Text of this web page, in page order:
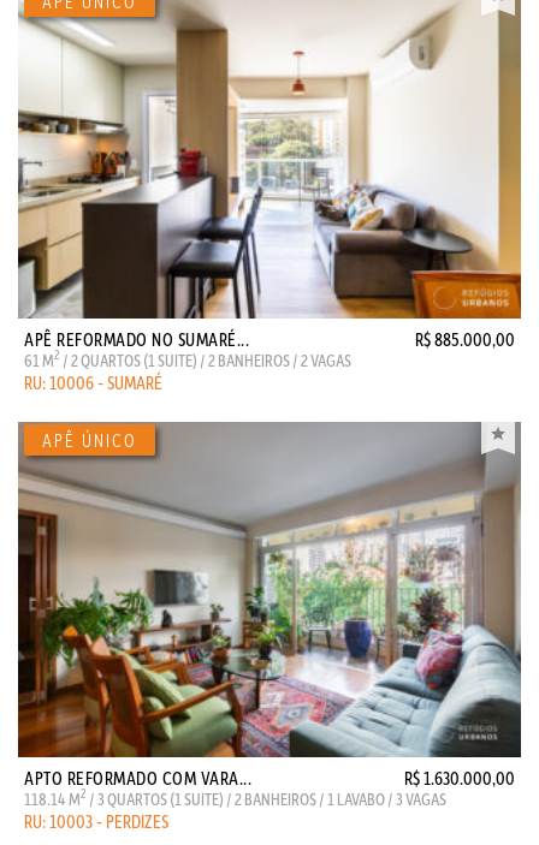
APÊ REFORMADO NO SUMARÉ... R$ 885.000,00
61 M2 / 2 QUARTOS (1 SUITE) / 2 BANHEIROS / 2 VAGAS
RU: 10006 - SUMARÉ
APTO REFORMADO COM VARA... R$ 1.630.000,00
118.14 M2 / 3 QUARTOS (1 SUITE) / 2 BANHEIROS / 1 LAVABO / 3 VAGAS
RU: 10003 - PERDIZES